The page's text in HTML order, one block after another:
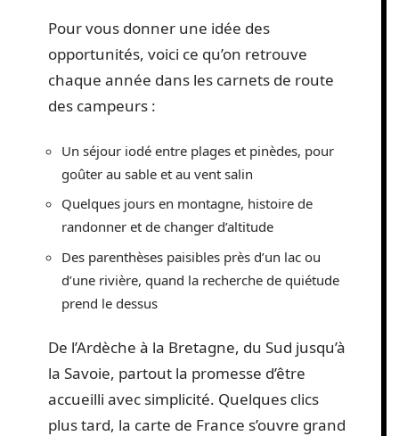
Pour vous donner une idée des
opportunités, voici ce qu’on retrouve
chaque année dans les carnets de route
des campeurs :
Un séjour iodé entre plages et pinèdes, pour
goûter au sable et au vent salin
Quelques jours en montagne, histoire de
randonner et de changer d’altitude
Des parenthèses paisibles près d’un lac ou
d’une rivière, quand la recherche de quiétude
prend le dessus
De l’Ardèche à la Bretagne, du Sud jusqu’à
la Savoie, partout la promesse d’être
accueilli avec simplicité. Quelques clics
plus tard, la carte de France s’ouvre grand